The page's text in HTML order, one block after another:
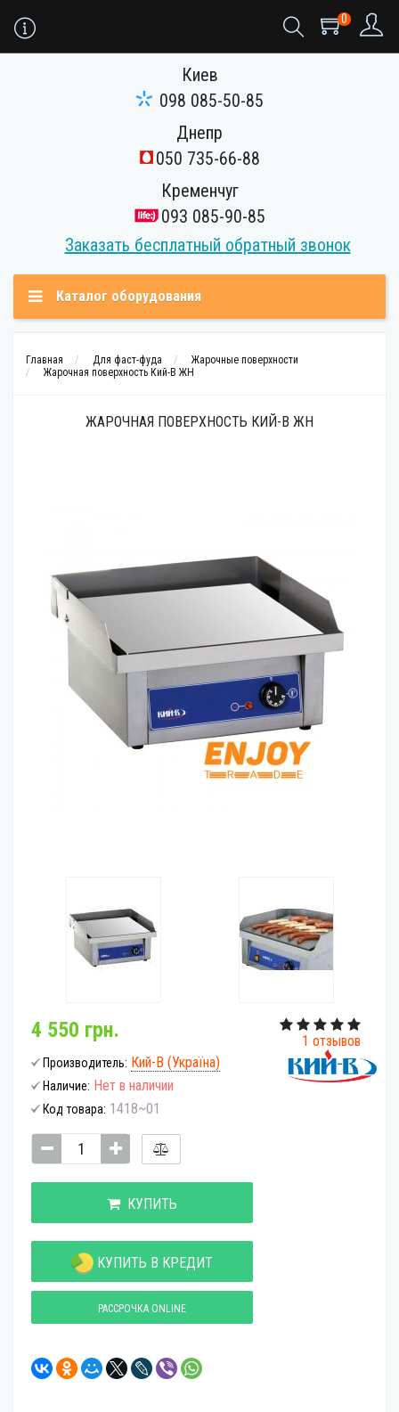
0
Киев
098 085-50-85
Днепр
050 735-66-88
Кременчуг
093 085-90-85
Заказать бесплатный обратный звонок
Каталог оборудования
Главная Для фаст-фуда
Жарочные поверхности
Жарочная поверхность Кий-В ЖН
ЖАРОЧНАЯ ПОВЕРХНОСТЬ КИЙ-В ЖН
1 отзывов
4 550 грн.
Производитель: Кий-В (Україна)
Наличие: Нет в наличии
Код товара: 1418~01
КУПИТЬ
КУПИТЬ В КРЕДИТ
РАССРОЧКА ONLINE